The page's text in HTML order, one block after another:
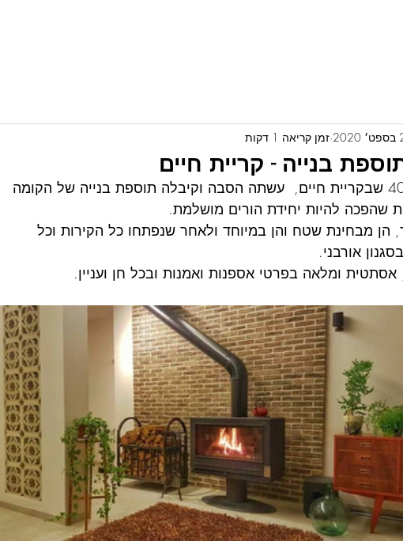
בנייה - קריית חיים
זמן קריאה 1 דקות
דירה בת 65 מ"ר משנות ה 40 שבקריית חיים,  עשתה הסבה וקיבלה תוספת בנייה של הקומה
שהפכה להיות יחידת הורים מושלמת.
מבחינת שטח והן במיוחד ולאחר שנפתחו כל הקירות וכל
אורבני.
ומלאה בפרטי אספנות ואמנות ובכל חן ועניין.